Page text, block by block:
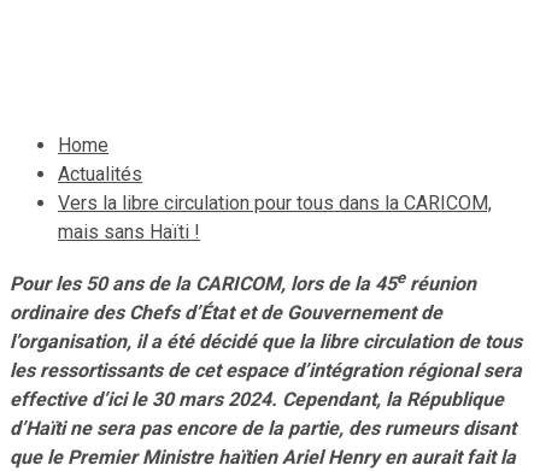
Home
Actualités
Vers la libre circulation pour tous dans la CARICOM,
mais sans Haïti !
Pour les 50 ans de la CARICOM, lors de la 45eréunion
ordinaire des Chefs d’État et de Gouvernement de
l’organisation, il a été décidé que la libre circulation de tous
les ressortissants de cet espace d’intégration régional sera
effective d’ici le 30 mars 2024. Cependant, la République
d’Haïti ne sera pas encore de la partie, des rumeurs disant
que le Premier Ministre haïtien Ariel Henry en aurait fait la